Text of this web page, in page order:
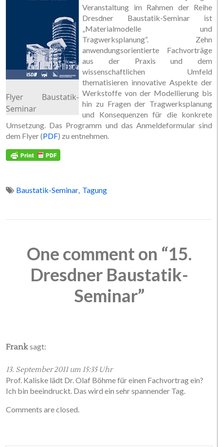
Flyer Baustatik-
Seminar
Veranstaltung im Rahmen der Reihe
Dresdner Baustatik-Seminar ist
„Materialmodelle und
Tragwerksplanung“. Zehn
anwendungsorientierte Fachvorträge
aus der Praxis und dem
wissenschaftlichen Umfeld
thematisieren innovative Aspekte der
Werkstoffe von der Modellierung bis
hin zu Fragen der Tragwerksplanung
und Konsequenzen für die konkrete
Umsetzung. Das Programm und das Anmeldeformular sind
dem Flyer (PDF) zu entnehmen.
Baustatik-Seminar, Tagung
One comment on “15.
Dresdner Baustatik-
Seminar”
Frank sagt:
13. September 2011 um 15:35 Uhr
Prof. Kaliske lädt Dr. Olaf Böhme für einen Fachvortrag ein?
Ich bin beeindruckt. Das wird ein sehr spannender Tag.
Comments are closed.